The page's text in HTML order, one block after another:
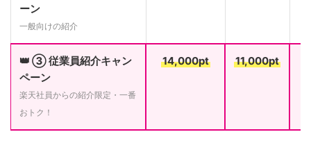
ーン
一般向けの紹介
👑 ③ 従業員紹介キャン
ペーン
楽天社員からの紹介限定・一番
おトク！
14,000pt 11,000pt